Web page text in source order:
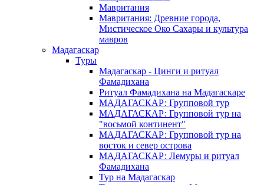
Мавритания
Мавритания: Древние города,
Мистическое Око Сахары и культура
мавров
Мадагаскар
Туры
Мадагаскар - Цинги и ритуал
Фамадихана
Ритуал Фамадихана на Мадагаскаре
МАДАГАСКАР: Групповой тур
МАДАГАСКАР: Групповой тур на
"восьмой континент"
МАДАГАСКАР: Групповой тур на
восток и север острова
МАДАГАСКАР: Лемуры и ритуал
Фамадихана
Тур на Мадагаскар